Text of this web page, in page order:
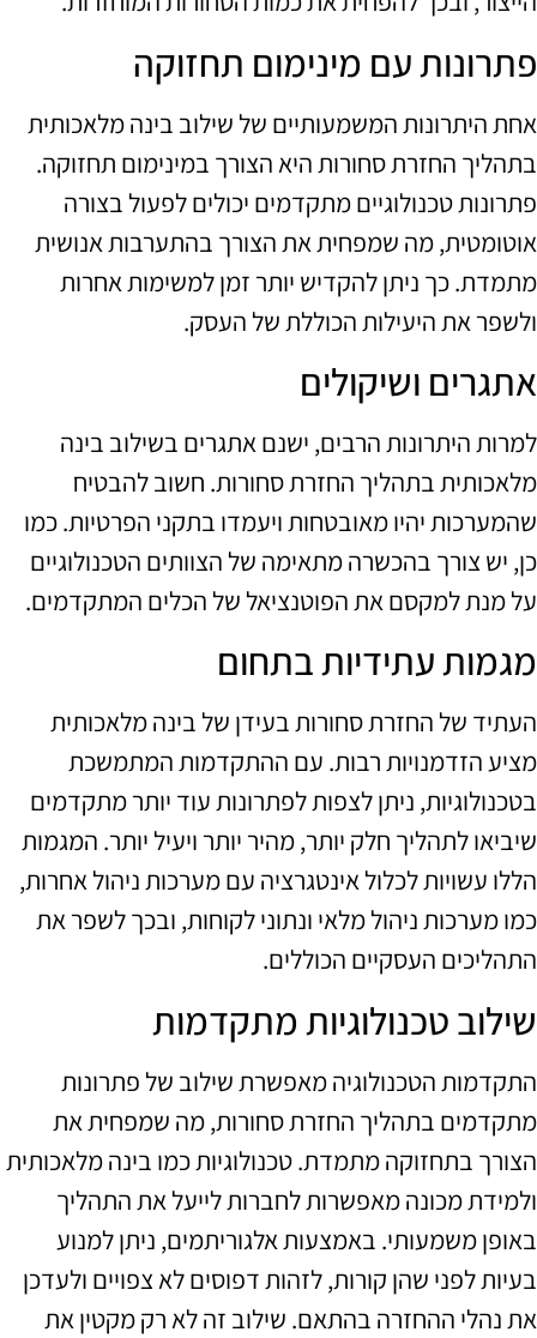
פתרונות עם מינימום תחזוקה
אחת היתרונות המשמעותיים של שילוב בינה מלאכותית
בתהליך החזרת סחורות היא הצורך במינימום תחזוקה.
פתרונות טכנולוגיים מתקדמים יכולים לפעול בצורה
אוטומטית, מה שמפחית את הצורך בהתערבות אנושית
מתמדת. כך ניתן להקדיש יותר זמן למשימות אחרות
ולשפר את היעילות הכוללת של העסק.
אתגרים ושיקולים
למרות היתרונות הרבים, ישנם אתגרים בשילוב בינה
מלאכותית בתהליך החזרת סחורות. חשוב להבטיח
שהמערכות יהיו מאובטחות ויעמדו בתקני הפרטיות. כמו
כן, יש צורך בהכשרה מתאימה של הצוותים הטכנולוגיים
על מנת למקסם את הפוטנציאל של הכלים המתקדמים.
מגמות עתידיות בתחום
העתיד של החזרת סחורות בעידן של בינה מלאכותית
מציע הזדמנויות רבות. עם ההתקדמות המתמשכת
בטכנולוגיות, ניתן לצפות לפתרונות עוד יותר מתקדמים
שיביאו לתהליך חלק יותר, מהיר יותר ויעיל יותר. המגמות
הללו עשויות לכלול אינטגרציה עם מערכות ניהול אחרות,
כמו מערכות ניהול מלאי ונתוני לקוחות, ובכך לשפר את
התהליכים העסקיים הכוללים.
שילוב טכנולוגיות מתקדמות
התקדמות הטכנולוגיה מאפשרת שילוב של פתרונות
מתקדמים בתהליך החזרת סחורות, מה שמפחית את
הצורך בתחזוקה מתמדת. טכנולוגיות כמו בינה מלאכותית
ולמידת מכונה מאפשרות לחברות לייעל את התהליך
באופן משמעותי. באמצעות אלגוריתמים, ניתן למנוע
בעיות לפני שהן קורות, לזהות דפוסים לא צפויים ולעדכן
את נהלי ההחזרה בהתאם. שילוב זה לא רק מקטין את